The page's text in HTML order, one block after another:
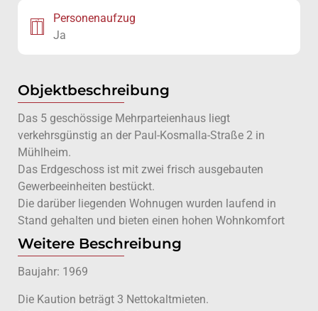
Personenaufzug
Ja
Objektbeschreibung
Das 5 geschössige Mehrparteienhaus liegt
verkehrsgünstig an der Paul-Kosmalla-Straße 2 in
Mühlheim.
Das Erdgeschoss ist mit zwei frisch ausgebauten
Gewerbeeinheiten bestückt.
Die darüber liegenden Wohnugen wurden laufend in
Stand gehalten und bieten einen hohen Wohnkomfort
Weitere Beschreibung
Baujahr: 1969
Die Kaution beträgt 3 Nettokaltmieten.